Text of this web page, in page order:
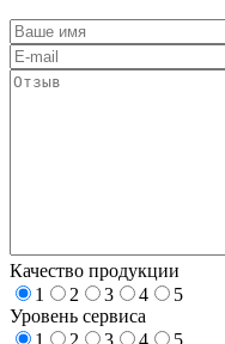
Качество продукции
1
2 3 4
5
Уровень сервиса
1
2 3 4
5